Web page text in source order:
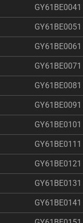
GY61BE0041
GY61BE0051
GY61BE0061
GY61BE0071
GY61BE0081
GY61BE0091
GY61BE0101
GY61BE0111
GY61BE0121
GY61BE0131
GY61BE0141